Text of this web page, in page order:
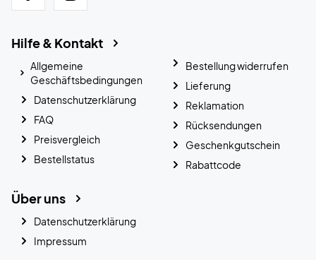
Hilfe & Kontakt
Allgemeine
Geschäftsbedingungen
Datenschutzerklärung
FAQ
Preisvergleich
Bestellstatus
Bestellung widerrufen
Lieferung
Reklamation
Rücksendungen
Geschenkgutschein
Rabattcode
Über uns
Datenschutzerklärung
Impressum